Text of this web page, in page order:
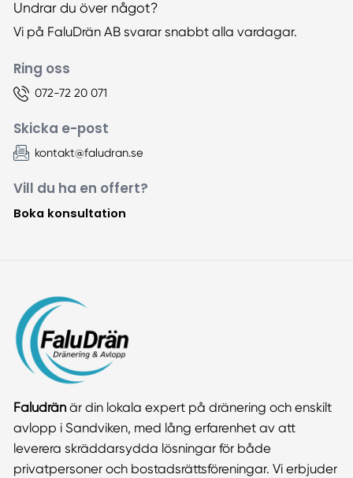
Undrar du över något?
Vi på FaluDrän AB svarar snabbt alla vardagar.
Ring oss
072-72 20 071
Skicka e-post
kontakt@faludran.se
Vill du ha en offert?
Boka konsultation
Faludränär din lokala expert på dränering och enskilt
avlopp i Sandviken, med lång erfarenhet av att
leverera skräddarsydda lösningar för både
privatpersoner och bostadsrättsföreningar. Vi erbjuder